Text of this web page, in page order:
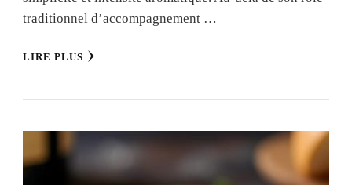
traditionnel d’accompagnement …
LIRE PLUS